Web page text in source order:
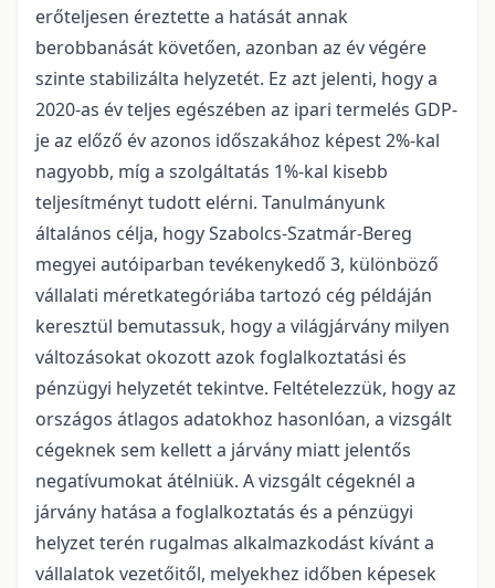
erőteljesen éreztette a hatását annak
berobbanását követően, azonban az év végére
szinte stabilizálta helyzetét. Ez azt jelenti, hogy a
2020-as év teljes egészében az ipari termelés GDP-
je az előző év azonos időszakához képest 2%-kal
nagyobb, míg a szolgáltatás 1%-kal kisebb
teljesítményt tudott elérni. Tanulmányunk
általános célja, hogy Szabolcs-Szatmár-Bereg
megyei autóiparban tevékenykedő 3, különböző
vállalati méretkategóriába tartozó cég példáján
keresztül bemutassuk, hogy a világjárvány milyen
változásokat okozott azok foglalkoztatási és
pénzügyi helyzetét tekintve. Feltételezzük, hogy az
országos átlagos adatokhoz hasonlóan, a vizsgált
cégeknek sem kellett a járvány miatt jelentős
negatívumokat átélniük. A vizsgált cégeknél a
járvány hatása a foglalkoztatás és a pénzügyi
helyzet terén rugalmas alkalmazkodást kívánt a
vállalatok vezetőitől, melyekhez időben képesek